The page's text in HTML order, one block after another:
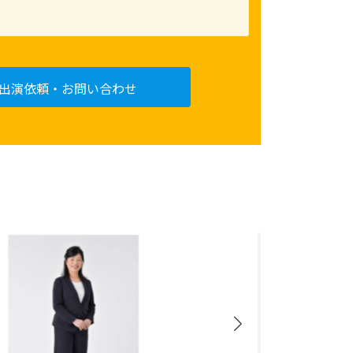
演依頼・お問い合わせ